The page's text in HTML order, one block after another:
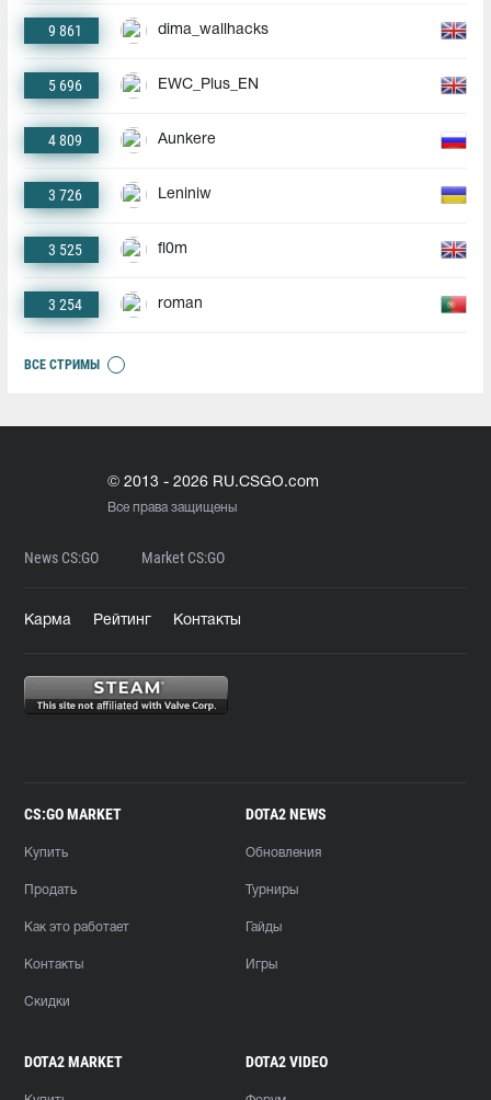
9 861 dima_wallhacks
5 696 EWC_Plus_EN
4 809 Aunkere
3 726 Leniniw
3 525 fl0m
3 254 roman
ВСЕ СТРИМЫ
© 2013 - 2026 RU.CSGO.com
Все права защищены
News CS:GO Market CS:GO
Карма Рейтинг Контакты
CS:GO MARKET
Купить
Продать
Как это работает
Контакты
Скидки
DOTA2 NEWS
Обновления
Турниры
Гайды
Игры
DOTA2 MARKET DOTA2 VIDEO